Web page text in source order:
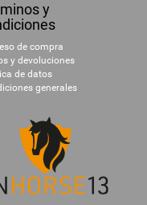
y
de compra
y devoluciones
de datos
generales